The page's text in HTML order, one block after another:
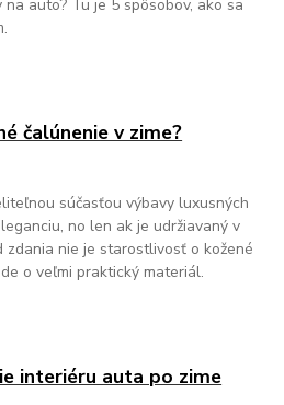
auto? Tu je 5 spôsobov, ako sa
čalúnenie v zime?
súčasťou výbavy luxusných
no len ak je udržiavaný v
zdania nie je starostlivosť o kožené
o veľmi praktický materiál.
interiéru auta po zime